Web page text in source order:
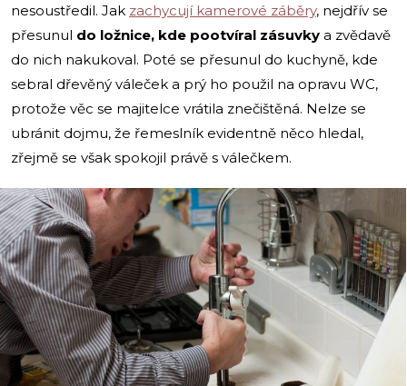
nesoustředil. Jak zachycují kamerové záběry, nejdřív se
přesunul do ložnice, kde pootvíral zásuvky a zvědavě
do nich nakukoval. Poté se přesunul do kuchyně, kde
sebral dřevěný váleček a prý ho použil na opravu WC,
protože věc se majitelce vrátila znečištěná. Nelze se
ubránit dojmu, že řemeslník evidentně něco hledal,
zřejmě se však spokojil právě s válečkem.